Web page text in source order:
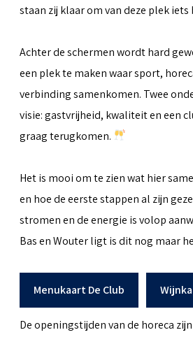
staan zij klaar om van deze plek
Achter de schermen wordt hard
een plek te maken waar sport,
verbinding samenkomen. Twee
visie: gastvrijheid, kwaliteit en een
graag terugkomen.
Het is mooi om te zien wat hier
en hoe de eerste stappen al zijn
stromen en de energie is volop
Bas en Wouter ligt is dit nog maar
Menukaart De Club
De openingstijden van de horeca